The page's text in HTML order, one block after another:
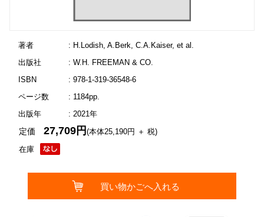
著者
: H.Lodish, A.Berk, C.A.Kaiser, et al.
出版社
: W.H. FREEMAN & CO.
ISBN
: 978-1-319-36548-6
ページ数
: 1184pp.
出版年
: 2021年
在庫
定価27,709円(本体25,190円 ＋ 税)